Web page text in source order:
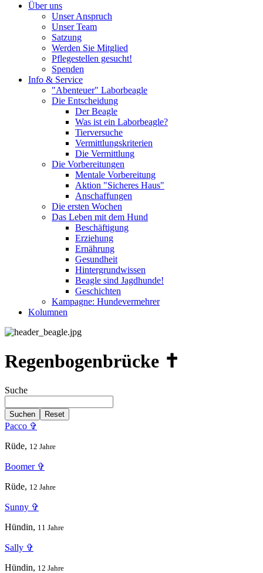
Über uns
Unser Anspruch
Unser Team
Satzung
Werden Sie Mitglied
Pflegestellen gesucht!
Spenden
Info & Service
"Abenteuer" Laborbeagle
Die Entscheidung
Der Beagle
Was ist ein Laborbeagle?
Tierversuche
Vermittlungskriterien
Die Vermittlung
Die Vorbereitungen
Mentale Vorbereitung
Aktion "Sicheres Haus"
Anschaffungen
Die ersten Wochen
Das Leben mit dem Hund
Beschäftigung
Erziehung
Ernährung
Gesundheit
Hintergrundwissen
Beagle sind Jagdhunde!
Geschichten
Kampagne: Hundevermehrer
Kolumnen
Regenbogenbrücke ✝
Suche
Suchen Reset
Pacco ✞
Rüde, 12 Jahre
Boomer ✞
Rüde, 12 Jahre
Sunny ✞
Hündin, 11 Jahre
Sally ✞
Hündin, 12 Jahre